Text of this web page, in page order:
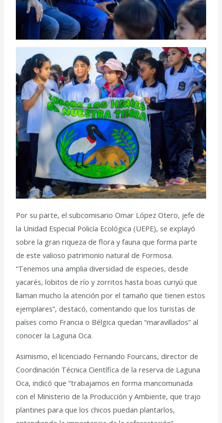
Por su parte, el subcomisario Omar López Otero, jefe de
la Unidad Especial Policía Ecológica (UEPE), se explayó
sobre la gran riqueza de flora y fauna que forma parte
de este valioso patrimonio natural de Formosa.
“Tenemos una amplia diversidad de especies, desde
yacarés, lobitos de río y zorritos hasta boas curiyú que
llaman mucho la atención por el tamaño que tienen estos
ejemplares”, destacó, comentando que los turistas de
países como Francia o Bélgica quedan “maravillados” al
conocer la Laguna Oca.
Asimismo, el licenciado Fernando Fourcans, director de
Coordinación Técnica Científica de la reserva de Laguna
Oca, indicó que “trabajamos en forma mancomunada
con el Ministerio de la Producción y Ambiente, que trajo
plantines para que los chicos puedan plantarlos,